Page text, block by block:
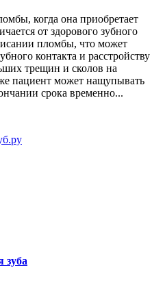
когда она приобретает
от здорового зубного
пломбы, что может
контакта и расстройству
трещин и сколов на
пациент может нащупывать
срока временно...
зуба